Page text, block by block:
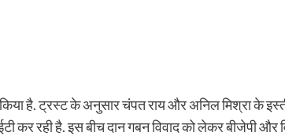
किया है. ट्रस्ट के अनुसार चंपत राय और अनिल
कर रही है. इस बीच दान गबन विवाद को लेकर बीजेपी और